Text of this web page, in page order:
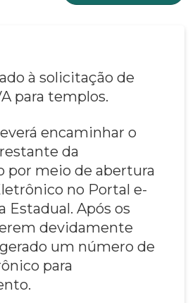
à solicitação de
para templos.
encaminhar o
da
por meio de abertura
no Portal e-
Estadual. Após os
devidamente
um número de
para